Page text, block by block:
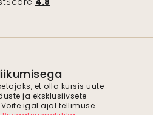
et olla kursis uute
ja eksklusiivsete
igal ajal tellimuse